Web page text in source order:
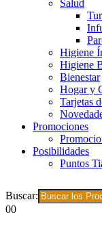
Salud
Higiene
Higiene
Bienestar
Hogar y
Tarjetas
Promociones
Posibilidades
Puntos
Buscar:
00